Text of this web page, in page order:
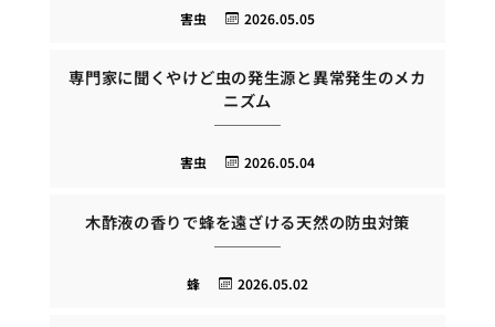
2026.05.05
害虫
専門家に聞くやけど虫の発生源と異常発生のメカ
ニズム
2026.05.04
害虫
木酢液の香りで蜂を遠ざける天然の防虫対策
2026.05.02
蜂